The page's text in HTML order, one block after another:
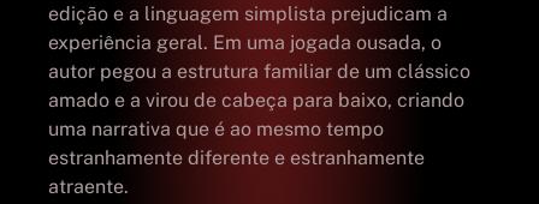
edição e a linguagem simplista prejudicam a
experiência geral. Em uma jogada ousada, o
autor pegou a estrutura familiar de um clássico
amado e a virou de cabeça para baixo, criando
uma narrativa que é ao mesmo tempo
estranhamente diferente e estranhamente
atraente.